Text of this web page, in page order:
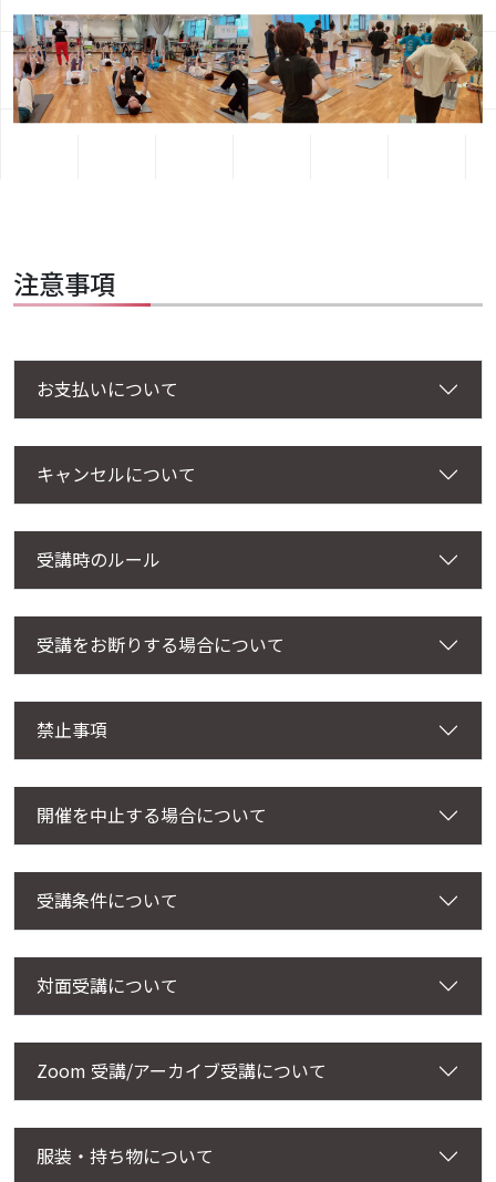
注意事項
お支払いについて
キャンセルについて
受講時のルール
受講をお断りする場合について
禁止事項
開催を中止する場合について
受講条件について
対面受講について
Zoom 受講/アーカイブ受講について
服装・持ち物について